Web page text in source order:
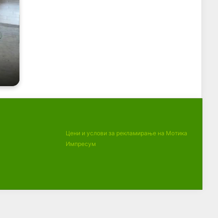
Цени и услови за рекламирање на Мотика
Импресум